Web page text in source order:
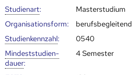
Studienart:
Masterstudium
Organisationsform:
berufsbegleitend
Studien­kenn­zahl:
0540
Mindest­studien­
dauer:
4 Semester